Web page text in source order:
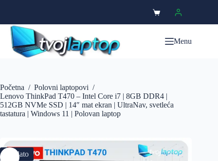
Menu
Početna / Polovni laptopovi /
Lenovo ThinkPad T470 – Intel Core i7 | 8GB DDR4 |
512GB NVMe SSD | 14″ mat ekran | UltraNav, svetleća
tastatura | Windows 11 | Polovan laptop
Prodato